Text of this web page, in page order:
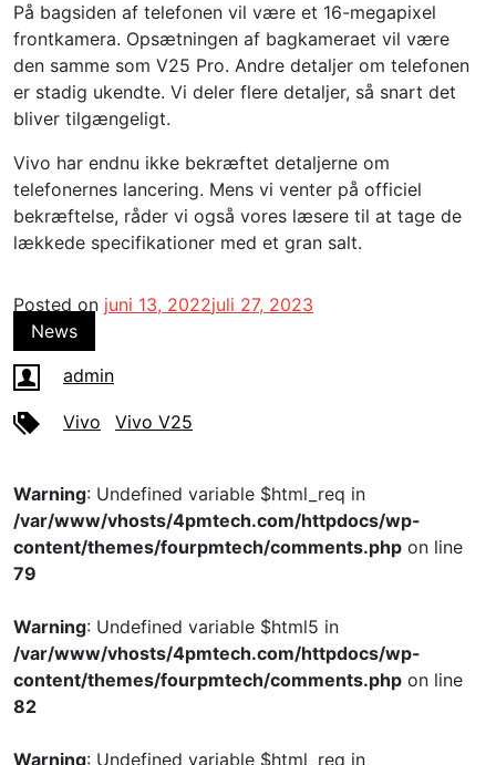
På bagsiden af ​​telefonen vil være et 16-megapixel
frontkamera. Opsætningen af ​​bagkameraet vil være
den samme som V25 Pro. Andre detaljer om telefonen
er stadig ukendte. Vi deler flere detaljer, så snart det
bliver tilgængeligt.
Vivo har endnu ikke bekræftet detaljerne om
telefonernes lancering. Mens vi venter på officiel
bekræftelse, råder vi også vores læsere til at tage de
lækkede specifikationer med et gran salt.
Posted on juni 13, 2022juli 27, 2023
News
admin
Vivo Vivo V25
Warning: Undefined variable $html_req in
/var/www/vhosts/4pmtech.com/httpdocs/wp-
content/themes/fourpmtech/comments.php on line
79
Warning: Undefined variable $html5 in
/var/www/vhosts/4pmtech.com/httpdocs/wp-
content/themes/fourpmtech/comments.php on line
82
Warning: Undefined variable $html_req in